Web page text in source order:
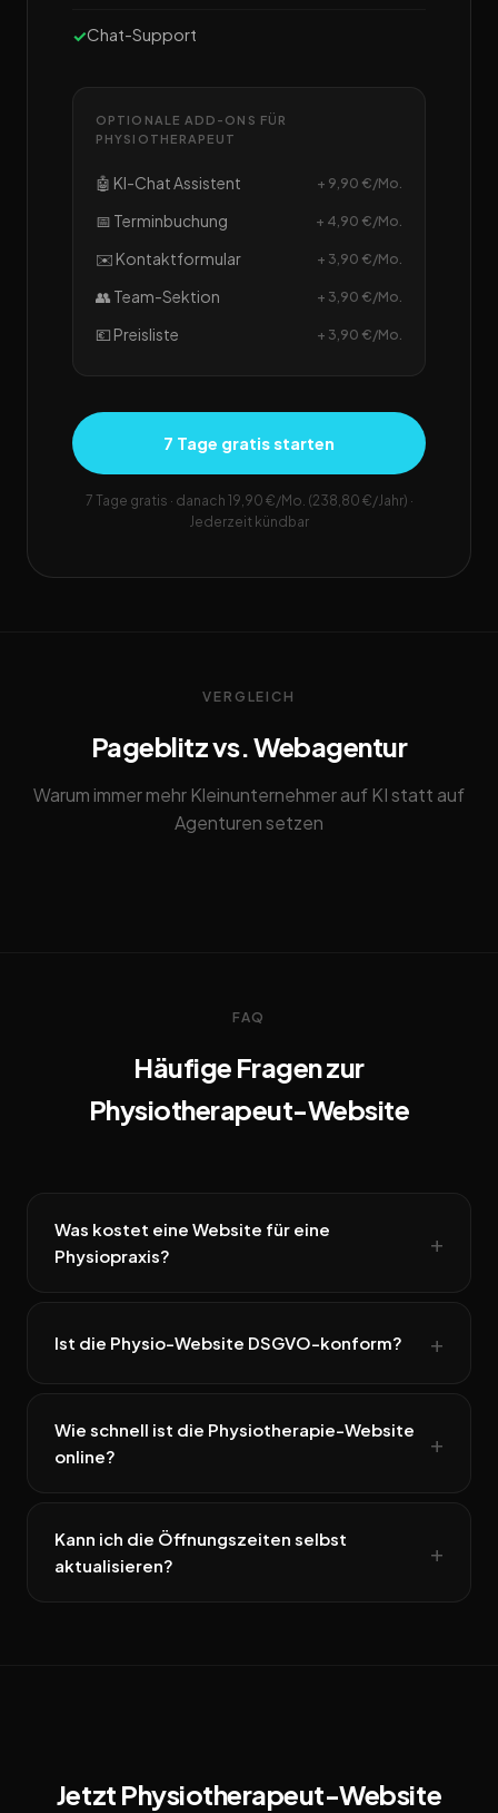
Chat-Support
OPTIONALE ADD-ONS FÜR
PHYSIOTHERAPEUT
🤖 KI-Chat Assistent + 9,90 €/Mo.
📅 Terminbuchung + 4,90 €/Mo.
✉️ Kontaktformular + 3,90 €/Mo.
👥 Team-Sektion + 3,90 €/Mo.
💶 Preisliste + 3,90 €/Mo.
7 Tage gratis starten
7 Tage gratis · danach 19,90 €/Mo. (238,80 €/Jahr) ·
Jederzeit kündbar
VERGLEICH
Pageblitz vs. Webagentur
Warum immer mehr Kleinunternehmer auf KI statt auf
Agenturen setzen
FAQ
Häufige Fragen zur
Physiotherapeut-Website
Was kostet eine Website für eine
Physiopraxis?
Ist die Physio-Website DSGVO-konform?
Wie schnell ist die Physiotherapie-Website
online?
Kann ich die Öffnungszeiten selbst
aktualisieren?
Jetzt Physiotherapeut-Website